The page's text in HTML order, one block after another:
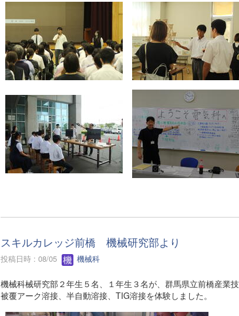
スキルカレッジ前橋 機械研究部より
投稿日時 : 08/05 機械科
機械科械研究部２年生５名、１年生３名が、群馬県立前橋産業
被覆アーク溶接、半自動溶接、TIG溶接を体験しました。